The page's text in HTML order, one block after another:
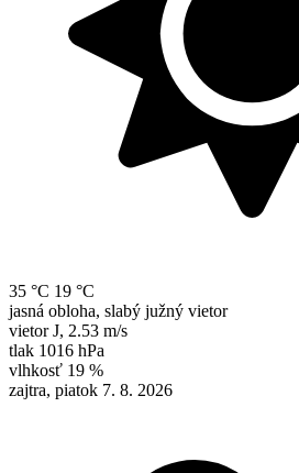
35 °C 19 °C
jasná obloha, slabý južný vietor
vietor J, 2.53 m/s
tlak 1016 hPa
vlhkosť 19 %
zajtra, piatok 7. 8. 2026